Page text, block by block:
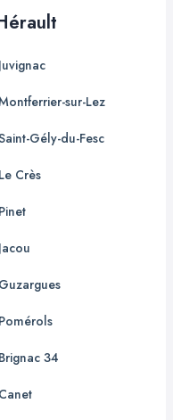
Juvignac
sur-Lez
Gély-du-Fesc
Le Crès
Pinet
Jacou
Guzargues
Pomérols
Brignac 34
Canet